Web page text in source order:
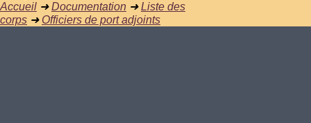
Accueil ➜Documentation ➜Liste des
corps ➜ Officiers de port adjoints